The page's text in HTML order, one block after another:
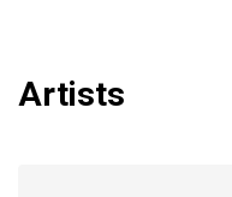
Artists